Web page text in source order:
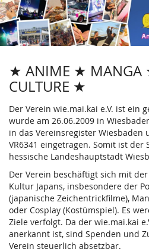
Zum
Haupt-
Inhalt
springen
wie.mai.kai
e.V.
★ ANIME ★ MANGA
CULTURE ★
Der Verein wie.mai.kai e.V. ist ein
wurde am 26.06.2009 in
in das Vereinsregister
VR6341 eingetragen. Somit ist der
hessische Landeshauptstadt
Der Verein beschäftigt sich mit
Kultur Japans, insbesondere der
(japanische Zeichentrickfilme),
oder Cosplay (Kostümspiel). Es
Ziele verfolgt. Da der wie.mai.kai
anerkannt ist, sind Spenden und
Verein steuerlich absetzbar.